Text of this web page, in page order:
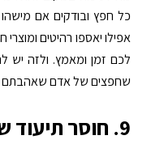
כל חפץ ובודקים אם מישהו
אפילו יאספו רהיטים
לכם זמן ומאמץ. ולזה יש
שחפצים של אדם שאהבתם
9. חוסר